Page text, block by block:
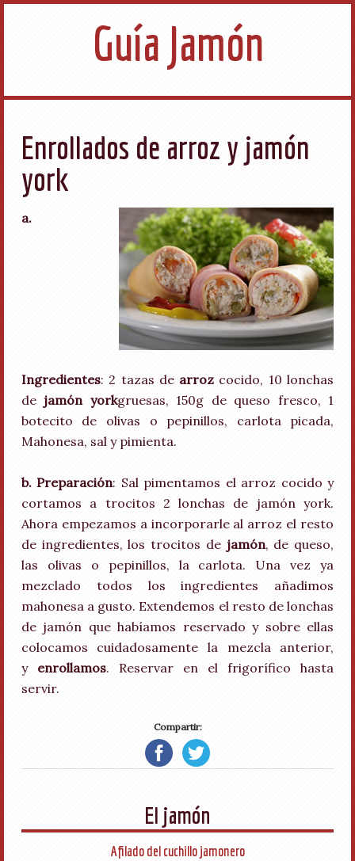
Guía Jamón
Enrollados de arroz y jamón
york
a.
Ingredientes: 2 tazas de arroz cocido, 10 lonchas
de jamón yorkgruesas, 150g de queso fresco, 1
botecito de olivas o pepinillos, carlota picada,
Mahonesa, sal y pimienta.
b. Preparación: Sal pimentamos el arroz cocido y
cortamos a trocitos 2 lonchas de jamón york.
Ahora empezamos a incorporarle al arroz el resto
de ingredientes, los trocitos de jamón, de queso,
las olivas o pepinillos, la carlota. Una vez ya
mezclado todos los ingredientes añadimos
mahonesa a gusto. Extendemos el resto de lonchas
de jamón que habíamos reservado y sobre ellas
colocamos cuidadosamente la mezcla anterior,
y enrollamos. Reservar en el frigorífico hasta
servir.
Compartir:
El jamón
Afilado del cuchillo jamonero